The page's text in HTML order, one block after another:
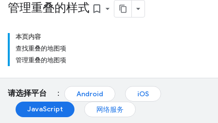
管理重叠的样式 bookmark_border
本页内容
查找重叠的地图项
管理重叠的地图项
请选择平台 ： Android
iOS
JavaScript
网络服务